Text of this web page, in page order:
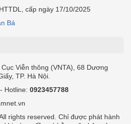
cấp ngày 17/10/2025
Bá
Viễn thông (VNTA), 68 Dương
TP. Hà Nội.
- Hotline: 0923457788
rights reserved. Chỉ được phát hành